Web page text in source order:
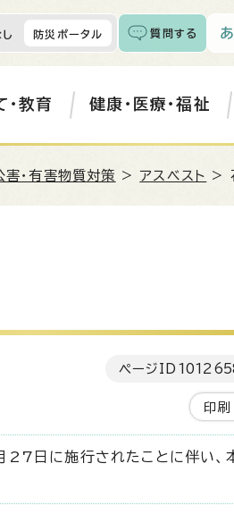
防災ポータル 質問する
・教育 健康・医療・福祉
害・有害物質対策 > アスベスト >
ページID
印刷
日に施行されたことに伴い、